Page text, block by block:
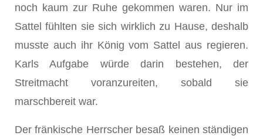
noch kaum zur Ruhe gekommen waren. Nur im
Sattel fühlten sie sich wirklich zu Hause, deshalb
musste auch ihr König vom Sattel aus regie­ren.
Karls Aufgabe würde darin bestehen, der
Streitmacht voranzureiten, sobald sie
marschbereit war.
Der fränkische Herrscher besaß keinen ständigen